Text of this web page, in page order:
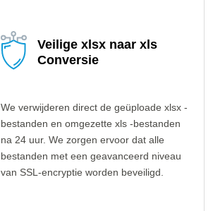
Veilige xlsx naar xls
Conversie
We verwijderen direct de geüploade xlsx -
bestanden en omgezette xls -bestanden
na 24 uur. We zorgen ervoor dat alle
bestanden met een geavanceerd niveau
van SSL-encryptie worden beveiligd.